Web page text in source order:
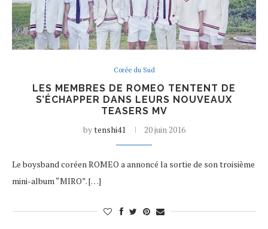
Corée du Sud
LES MEMBRES DE ROMEO TENTENT DE
S’ÉCHAPPER DANS LEURS NOUVEAUX
TEASERS MV
bytenshi41 20 juin 2016
Le boysband coréen ROMEO a annoncé la sortie de son troisième
mini-album “MIRO”. […]